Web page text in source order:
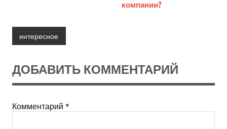
компании?
интересное
ДОБАВИТЬ КОММЕНТАРИЙ
Комментарий *